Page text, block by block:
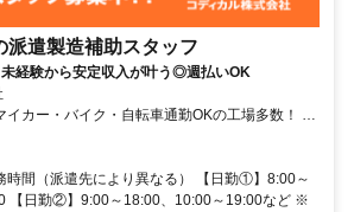
派遣製造補助スタッフ
経験から安定収入が叶う◎週払いOK
カー・バイク・自転車通勤OKの工場多数！ ★
ラクラク通勤！
間（派遣先により異なる） 【日勤①】8:00～
【日勤②】9:00～18:00、10:00～19:00など ※